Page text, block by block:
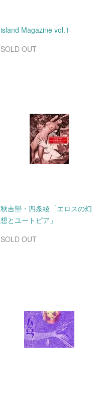
island Magazine vol.1
SOLD OUT
秋吉巒・四条綾「エロスの幻
想とユートピア」
SOLD OUT